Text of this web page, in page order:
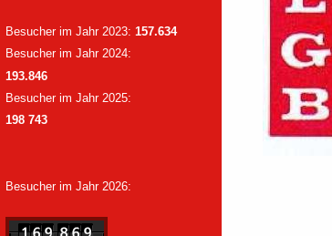
Besucher im Jahr 2023: 157.634
Besucher im Jahr 2024:
193.846
Besucher im Jahr 2025:
198 743
Besucher im Jahr 2026: